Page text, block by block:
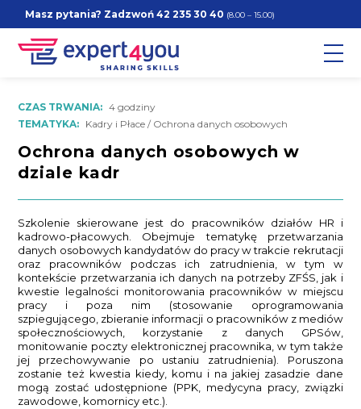
Masz pytania? Zadzwoń42 235 30 40 (8.00 – 15.00)
CZAS TRWANIA: 4 godziny
TEMATYKA: Kadry i Płace / Ochrona danych osobowych
Ochrona danych osobowych w
dziale kadr
Szkolenie skierowane jest do pracowników działów HR i
kadrowo-płacowych. Obejmuje tematykę przetwarzania
danych osobowych kandydatów do pracy w trakcie rekrutacji
oraz pracowników podczas ich zatrudnienia, w tym w
kontekście przetwarzania ich danych na potrzeby ZFŚS, jak i
kwestie legalności monitorowania pracowników w miejscu
pracy i poza nim (stosowanie oprogramowania
szpiegującego, zbieranie informacji o pracowników z mediów
społecznościowych, korzystanie z danych GPSów,
monitowanie poczty elektronicznej pracownika, w tym także
jej przechowywanie po ustaniu zatrudnienia). Poruszona
zostanie też kwestia kiedy, komu i na jakiej zasadzie dane
mogą zostać udostępnione (PPK, medycyna pracy, związki
zawodowe, komornicy etc.).